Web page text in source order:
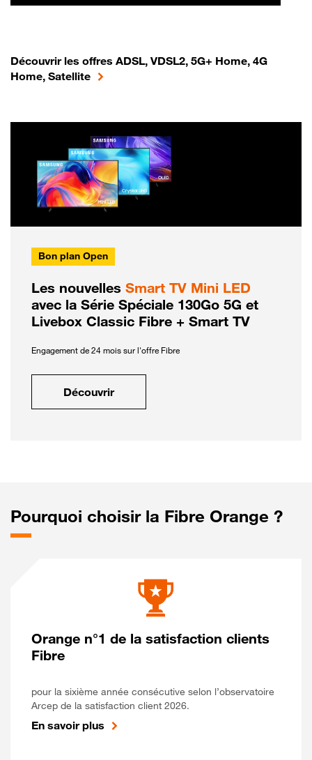
Découvrir les offres ADSL, VDSL2, 5G+ Home, 4G
Home, Satellite
Bon plan Open
Les nouvelles Smart TV Mini LED
avec la Série Spéciale 130Go 5G et
Livebox Classic Fibre + Smart TV
Engagement de 24 mois sur l'offre Fibre
Découvrir
Pourquoi choisir la Fibre Orange ?
Orange n°1 de la satisfaction clients
Fibre
pour la sixième année consécutive selon l’observatoire
Arcep de la satisfaction client 2026.
En savoir plus